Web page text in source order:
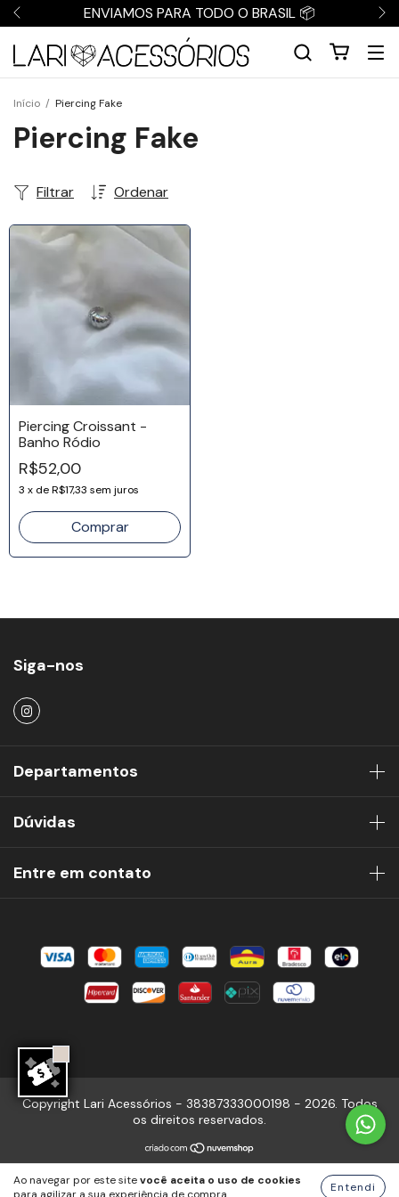
ENVIAMOS PARA TODO O BRASIL 📦
Ao navegar por este sitevocê aceita o uso de cookies
Entendi
Início / Piercing Fake
Piercing Fake
Ordenar
Filtrar
Piercing Croissant -
Banho Ródio
R$52,00
3 x deR$17,33 sem juros
Siga-nos
Departamentos
Dúvidas
Entre em contato
Copyright Lari Acessórios - 38387333000198 - 2026. Todos
os direitos reservados.